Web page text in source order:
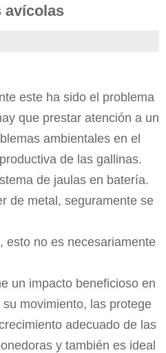
avícolas
este ha sido el problema
que prestar atención a un
ambientales en el
de las gallinas.
de jaulas en batería.
de metal, seguramente se
esto no es necesariamente
un impacto beneficioso en
movimiento, las protege
adecuado de las
y también es ideal